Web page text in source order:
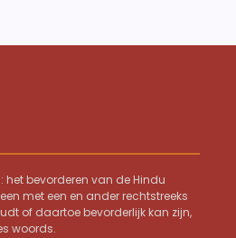
het bevorderen van de Hindu
met een en ander rechtstreeks
of daartoe bevorderlijk kan zijn,
woords.